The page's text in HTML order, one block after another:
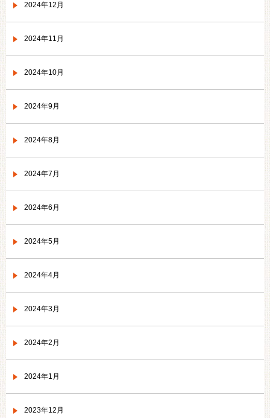
2024年12月
2024年11月
2024年10月
2024年9月
2024年8月
2024年7月
2024年6月
2024年5月
2024年4月
2024年3月
2024年2月
2024年1月
2023年12月